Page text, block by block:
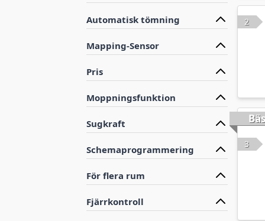
Automatisk tömning
Mapping-Sensor
Pris
Moppningsfunktion
Sugkraft
Schemaprogrammering
För flera rum
Fjärrkontroll
2
3